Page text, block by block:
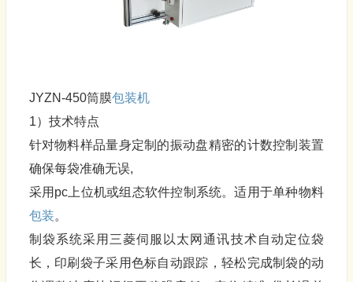
JYZN-450筒膜包装机
1）技术特点
针对物料样品量身定制的振动盘精密的计数控制装置
确保每袋准确无误,
采用pc上位机或组态软件控制系统。适用于单种物料
包装。
制袋系统采用三菱伺服以太网通讯技术自动定位袋
长，印刷袋子采用色标自动跟踪，轻松完成制袋的动